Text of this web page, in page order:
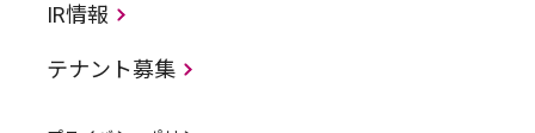
IR情報
テナント募集